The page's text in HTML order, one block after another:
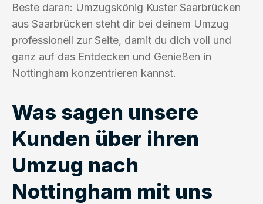
Beste daran: Umzugskönig Kuster Saarbrücken
aus Saarbrücken steht dir bei deinem Umzug
professionell zur Seite, damit du dich voll und
ganz auf das Entdecken und Genießen in
Nottingham konzentrieren kannst.
Was sagen unsere
Kunden über ihren
Umzug nach
Nottingham mit uns